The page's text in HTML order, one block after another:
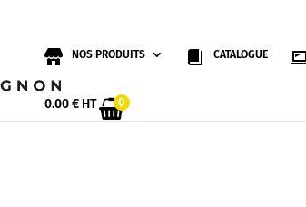
NOS PRODUITS CATALOGUE
0.00€ HT 0